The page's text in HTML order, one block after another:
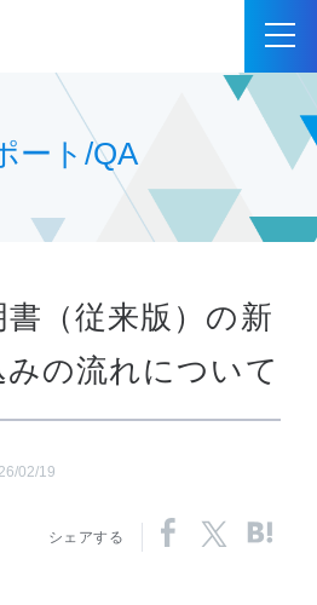
ート/QA
（従来版）の新
の流れについて
02/19
シェアする